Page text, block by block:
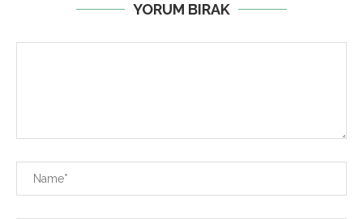
YORUM BIRAK